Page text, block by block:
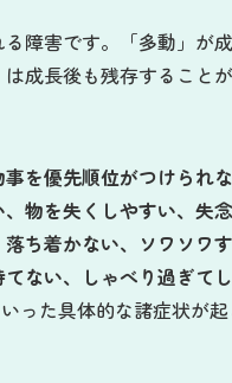
障害です。「多動」が
成長後も残存すること
を優先順位がつけられ
物を失くしやすい、失
ち着かない、ソワソワ
ない、しゃべり過ぎて
った具体的な諸症状が起